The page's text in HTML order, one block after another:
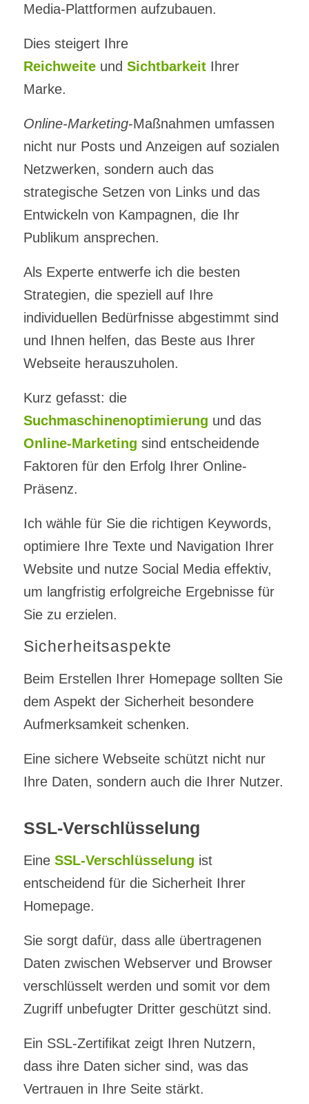
Media-Plattformen aufzubauen.
Dies steigert Ihre
Reichweiteund SichtbarkeitIhrer
Marke.
Online-Marketing-Maßnahmen umfassen
nicht nur Posts und Anzeigen auf sozialen
Netzwerken, sondern auch das
strategische Setzen von Links und das
Entwickeln von Kampagnen, die Ihr
Publikum ansprechen.
Als Experte entwerfe ich die besten
Strategien, die speziell auf Ihre
individuellen Bedürfnisse abgestimmt sind
und Ihnen helfen, das Beste aus Ihrer
Webseite herauszuholen.
Kurz gefasst: die
Suchmaschinenoptimierung und das
Online-Marketing sind entscheidende
Faktoren für den Erfolg Ihrer Online-
Präsenz.
Ich wähle für Sie die richtigen Keywords,
optimiere Ihre Texte und Navigation Ihrer
Website und nutze Social Media effektiv,
um langfristig erfolgreiche Ergebnisse für
Sie zu erzielen.
Sicherheitsaspekte
Beim Erstellen Ihrer Homepage sollten Sie
dem Aspekt der Sicherheit besondere
Aufmerksamkeit schenken.
Eine sichere Webseite schützt nicht nur
Ihre Daten, sondern auch die Ihrer Nutzer.
SSL-Verschlüsselung
Eine SSL-Verschlüsselung ist
entscheidend für die Sicherheit Ihrer
Homepage.
Sie sorgt dafür, dass alle übertragenen
Daten zwischen Webserver und Browser
verschlüsselt werden und somit vor dem
Zugriff unbefugter Dritter geschützt sind.
Ein SSL-Zertifikat zeigt Ihren Nutzern,
dass ihre Daten sicher sind, was das
Vertrauen in Ihre Seite stärkt.